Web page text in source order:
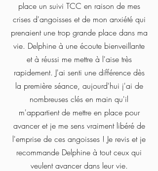
place un suivi TCC en raison de mes
crises d'angoisses et de mon anxiété qui
prenaient une trop grande place dans ma
vie. Delphine à une écoute bienveillante
et à réussi me mettre à l'aise très
rapidement. J'ai senti une différence dès
la première séance, aujourd'hui j'ai de
nombreuses clés en main qu'il
m'appartient de mettre en place pour
avancer et je me sens vraiment libéré de
l'emprise de ces angoisses ! Je revis et je
recommande Delphine à tout ceux qui
veulent avancer dans leur vie.